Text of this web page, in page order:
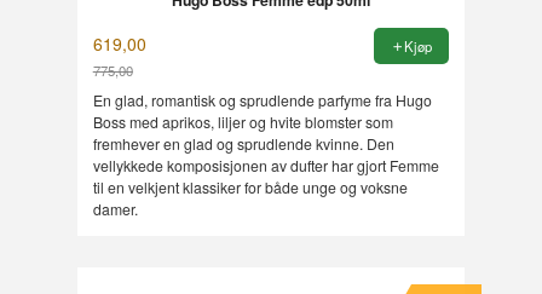
619,00
775,00
Rabatt
Kjøp
En glad, romantisk og sprudlende parfyme fra Hugo
Boss med aprikos, liljer og hvite blomster som
fremhever en glad og sprudlende kvinne. Den
vellykkede komposisjonen av dufter har gjort Femme
til en velkjent klassiker for både unge og voksne
damer.